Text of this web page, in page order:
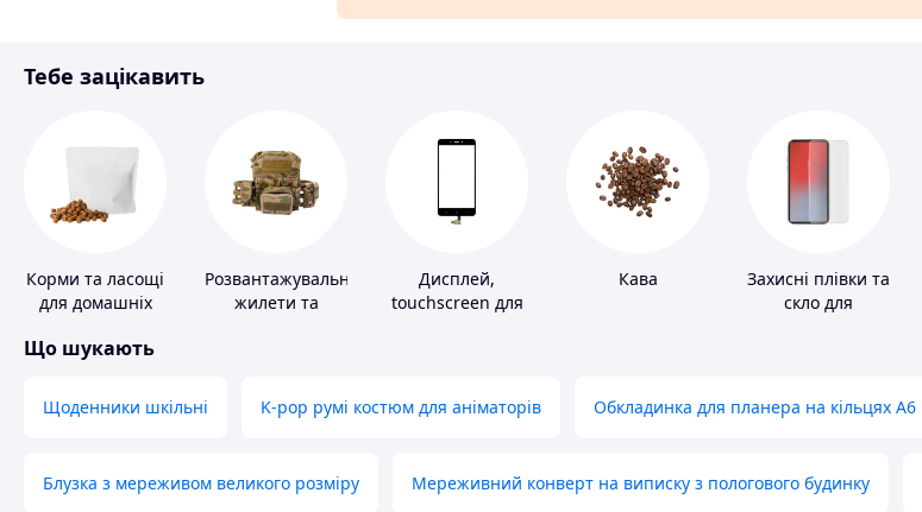
Спорт і відпочинок
Тебе зацікавить
Корми та ласощі
для домашніх
Розвантажувальні
жилети та
Дисплей,
touchscreen для
Кава
Захисні плівки та
скло для
Що шукають
Щоденники шкільні K-pop румі костюм для аніматорів Обкладинка для планера на кільцях А6
Блузка з мереживом великого розміру Мереживний конверт на виписку з пологового будинку